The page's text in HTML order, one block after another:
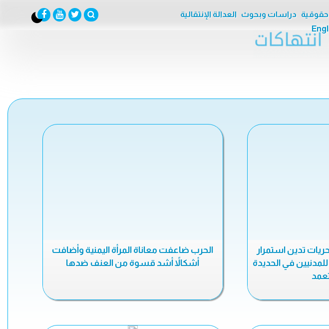
دراسات وبحوث
العدالة الإنتقالية
تدين استمرار
في الحديدة
الحرب ضاعفت معاناة المرأة اليمنية وأضافت
أشكالاً أشد قسوة من العنف ضدها